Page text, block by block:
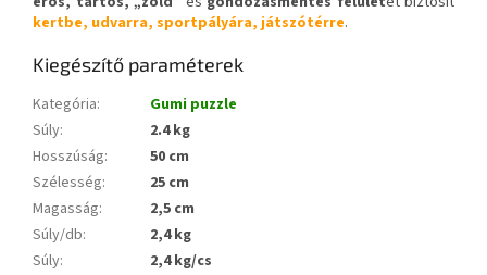
kertbe, udvarra, sportpályára, játszótérre.
Kiegészítő paraméterek
Kategória:
Gumi puzzle
Súly:
2.4 kg
Hosszúság:
50 cm
Szélesség:
25 cm
Magasság:
2,5 cm
Súly/db:
2,4 kg
Súly:
2,4 kg/cs